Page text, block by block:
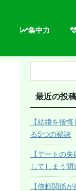
集中力
最近の投稿
【結婚を後
る5つの秘訣
【デートの
してしまう間
【信頼関係